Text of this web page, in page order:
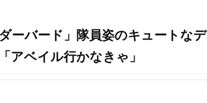
ーバード」隊員姿のキュートなデ
アベイル行かなきゃ」